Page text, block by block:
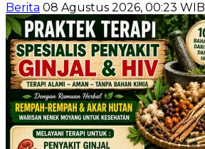
Berita 08 Agustus 2026, 00:23 WIB